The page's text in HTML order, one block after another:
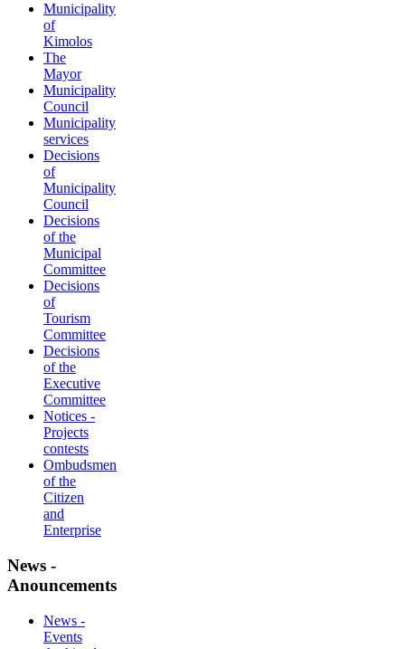
Municipality
of
Kimolos
The
Mayor
Municipality
Council
Municipality
services
Decisions
of
Municipality
Council
Decisions
of the
Municipal
Committee
Decisions
of
Tourism
Committee
Decisions
of the
Executive
Committee
Notices -
Projects
contests
Ombudsmen
of the
Citizen
and
Enterprise
News -
Anouncements
News -
Events